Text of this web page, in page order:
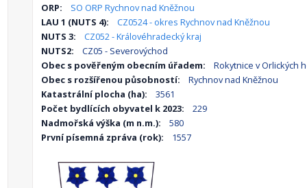
ORP:
SO ORP Rychnov nad Kněžnou
LAU 1 (NUTS 4):
CZ0524 - okres Rychnov nad Kněžnou
NUTS 3:
CZ052 - Královéhradecký kraj
NUTS2:
CZ05 - Severovýchod
Obec s pověřeným obecním úřadem:
Rokytnice v Orlických
Obec s rozšířenou působností:
Rychnov nad Kněžnou
Katastrální plocha (ha):
3561
Počet bydlících obyvatel k 2023:
229
Nadmořská výška (m n.m.):
580
První písemná zpráva (rok):
1557